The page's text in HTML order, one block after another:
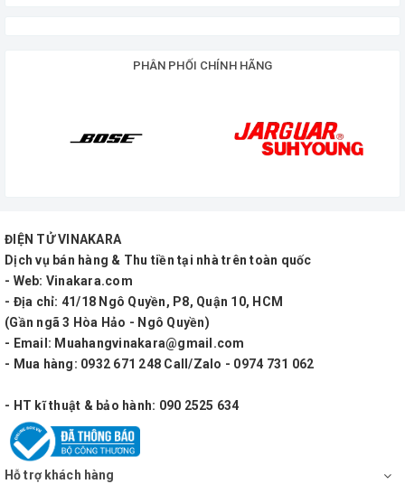
Micro không dây MTMax K01 là dòng micro đa năng, sử dụng
rộng rãi, chuyên nghiệp, di động đễ mang đi bất kì nơi đâu. Sản
PHÂN PHỐI CHÍNH HÃNG
ĐIỆN TỬ VINAKARA
Dịch vụ bán hàng & Thu tiền tại nhà trên toàn quốc
- Web: Vinakara.com
- Địa chỉ: 41/18 Ngô Quyền, P8, Quận 10, HCM
(Gần ngã 3 Hòa Hảo - Ngô Quyền)
- Email: Muahangvinakara@gmail.com
- Mua hàng: 0932 671 248 Call/Zalo - 0974 731 062
- HT kĩ thuật & bảo hành: 090 2525 634
Hỗ trợ khách hàng